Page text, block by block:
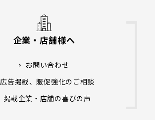
企業・店舗様へ
お問い合わせ
広告掲載、販促強化のご相談
掲載企業・店舗の喜びの声